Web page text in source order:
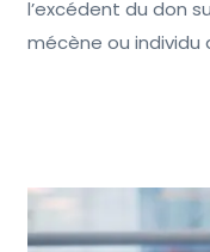
l’excédent du don
mécène ou individu